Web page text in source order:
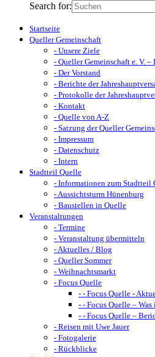
Search for:
Startseite
Queller Gemeinschaft
- Unsere Ziele
- Queller Gemeinschaft e. V.
- Der Vorstand
- Berichte der
- Protokolle der
- Kontakt
- Quelle von A-Z
- Satzung der Queller
- Impressum
- Datenschutz
- Intern
Stadtteil Quelle
- Informationen zum Stadtteil
- Aussichtsturm Hünenburg
- Baustellen in Quelle
Veranstaltungen
- Termine
- Veranstaltung übermitteln
- Aktuelles / Blog
- Queller Sommer
- Weihnachtsmarkt
- Focus Quelle
- - Focus Quelle -
- - Focus Quelle – Was
- - Focus Quelle –
- Reisen mit Uwe Jauer
- Fotogalerie
- Rückblicke